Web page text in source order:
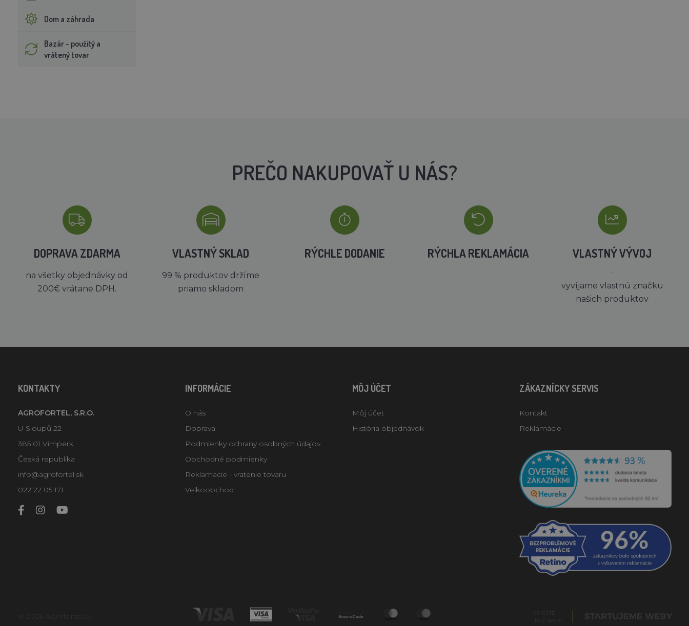
Dom a záhrada
Bazár - použitý a
vrátený tovar
PREČO NAKUPOVAŤ U NÁS?
DOPRAVA ZDARMA
na všetky objednávky od
200€ vrátane DPH.
VLASTNÝ SKLAD
99 % produktov držíme
priamo skladom
RÝCHLE DODANIE RÝCHLA REKLAMÁCIA VLASTNÝ VÝVOJ
´
vyvíjame vlastnú značku
našich produktov
KONTAKTY
AGROFORTEL, S.R.O.
U Sloupů 22
385 01 Vimperk
Česká republika
info@agrofortel.sk
022 22 05 171
INFORMÁCIE
O nás
Doprava
Podmienky ochrany osobných údajov
Obchodné podmienky
Reklamacie - vratenie tovaru
Velkoobchod
MÔJ ÚČET
Môj účet
História objednávok
ZÁKAZNÍCKY SERVIS
Kontakt
Reklamácie